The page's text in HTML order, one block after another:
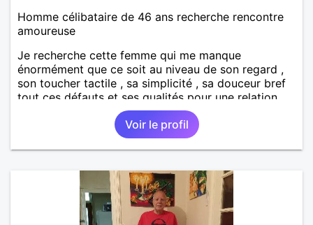
Homme célibataire de 46 ans recherche rencontre
amoureuse
Je recherche cette femme qui me manque
énormément que ce soit au niveau de son regard ,
son toucher tactile , sa simplicité , sa douceur bref
tout ces défauts et ses qualités pour une relation
Voir le profil